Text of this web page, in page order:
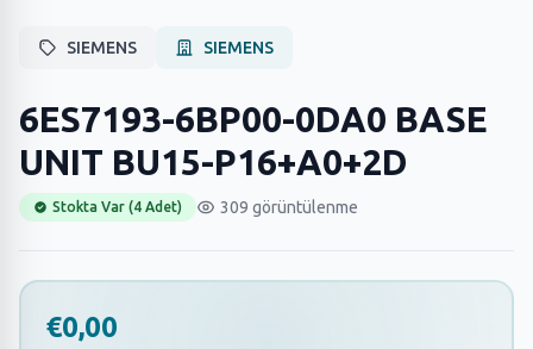
SIEMENS SIEMENS
6ES7193-6BP00-0DA0 BASE
UNIT BU15-P16+A0+2D
Stokta Var (4 Adet) 309 görüntülenme
€0,00